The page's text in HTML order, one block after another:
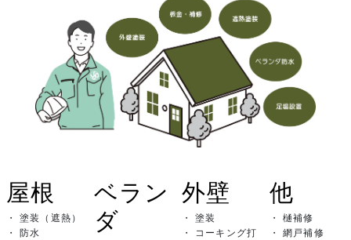
屋根
・ 塗装（遮熱）
・ 防水
ベラン
ダ
外壁
・ 塗装
・ コーキング打
他
・ 樋補修
・ 網戸補修